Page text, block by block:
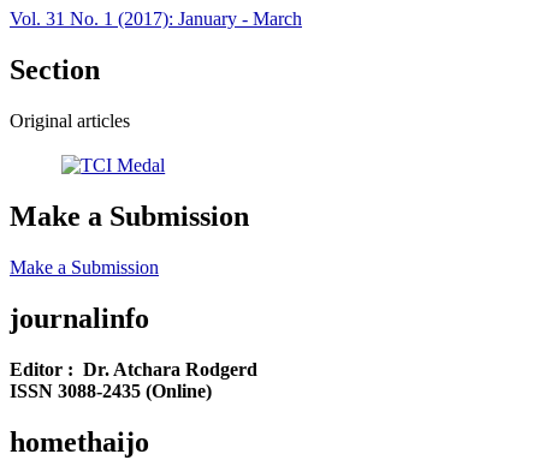
Vol. 31 No. 1 (2017): January - March
Section
Original articles
Make a Submission
Make a Submission
journalinfo
Editor : Dr. Atchara Rodgerd
ISSN 3088-2435 (Online)
homethaijo